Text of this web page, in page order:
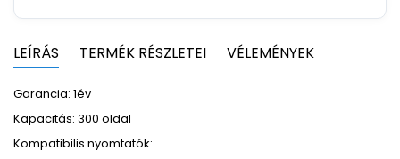
LEÍRÁS TERMÉK RÉSZLETEI VÉLEMÉNYEK
Garancia: 1év
Kapacitás: 300 oldal
Kompatibilis nyomtatók: